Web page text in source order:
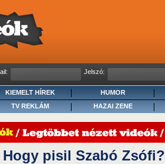
Jelszó:
KIEMELT HÍREK
HUMOR
TV REKLÁM HAZAI ZENE
Hogy pisil Szabó Zsófi?